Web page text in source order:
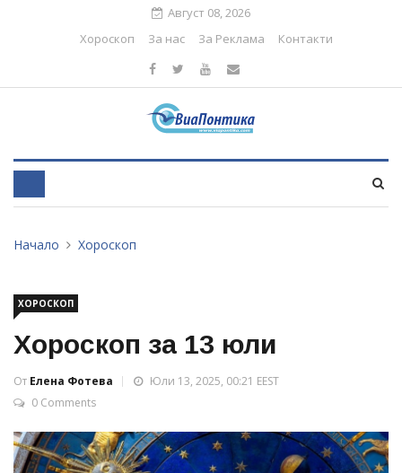
Август 08, 2026
Хороскоп
За нас За Реклама Контакти
Начало Хороскоп
ХОРОСКОП
Хороскоп за 13 юли
От Елена Фотева
Юли 13, 2025, 00:21 EEST
0 Comments